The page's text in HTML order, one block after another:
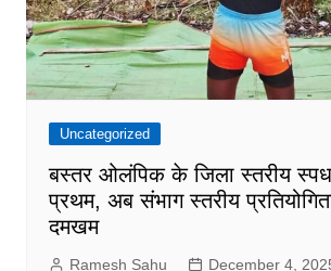
Uncategorized
बस्तर ओलंपिक के जिला स्तरीय
प्रथम, अब संभाग स्तरीय
दमखम
Ramesh Sahu December 4,